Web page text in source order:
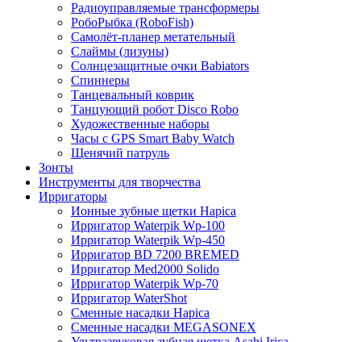
Радиоуправляемые трансформеры
РобоРыбка (RoboFish)
Самолёт-планер метательный
Слаймы (лизуны)
Солнцезащитные очки Babiators
Спиннеры
Танцевальный коврик
Танцующий робот Disco Robo
Художественные наборы
Часы с GPS Smart Baby Watch
Щенячий патруль
Зонты
Инструменты для творчества
Ирригаторы
Ионные зубные щетки Hapica
Ирригатор Waterpik Wp-100
Ирригатор Waterpik Wp-450
Ирригатор BD 7200 BREMED
Ирригатор Med2000 Solido
Ирригатор Waterpik Wp-70
Ирригатор WaterShot
Сменные насадки Hapica
Сменные насадки MEGASONEX